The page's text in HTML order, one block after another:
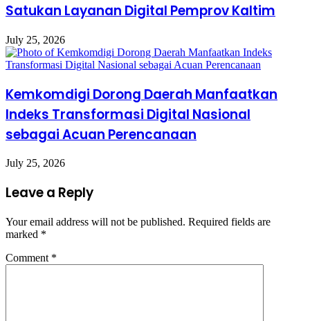
Satukan Layanan Digital Pemprov Kaltim
July 25, 2026
Kemkomdigi Dorong Daerah Manfaatkan
Indeks Transformasi Digital Nasional
sebagai Acuan Perencanaan
July 25, 2026
Leave a Reply
Your email address will not be published. Required fields are
marked *
Comment *